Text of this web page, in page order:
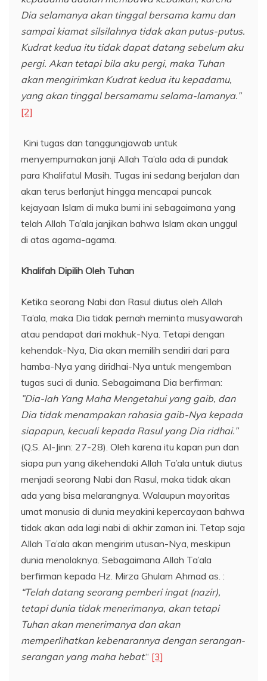
Dia selamanya akan tinggal bersama kamu dan
sampai kiamat silsilahnya tidak akan putus-putus.
Kudrat kedua itu tidak dapat datang sebelum aku
pergi. Akan tetapi bila aku pergi, maka Tuhan
akan mengirimkan Kudrat kedua itu kepadamu,
yang akan tinggal bersamamu selama-lamanya.”
[2]
Kini tugas dan tanggungjawab untuk
menyempurnakan janji Allah Ta’ala ada di pundak
para Khalifatul Masih. Tugas ini sedang berjalan dan
akan terus berlanjut hingga mencapai puncak
kejayaan Islam di muka bumi ini sebagaimana yang
telah Allah Ta’ala janjikan bahwa Islam akan unggul
di atas agama-agama.
Khalifah Dipilih Oleh Tuhan
Ketika seorang Nabi dan Rasul diutus oleh Allah
Ta’ala, maka Dia tidak pernah meminta musyawarah
atau pendapat dari makhuk-Nya. Tetapi dengan
kehendak-Nya, Dia akan memilih sendiri dari para
hamba-Nya yang diridhai-Nya untuk mengemban
tugas suci di dunia. Sebagaimana Dia berfirman:
”Dia-lah Yang Maha Mengetahui yang gaib, dan
Dia tidak menampakan rahasia gaib-Nya kepada
siapapun, kecuali kepada Rasul yang Dia ridhai.”
(Q.S. Al-Jinn: 27-28). Oleh karena itu kapan pun dan
siapa pun yang dikehendaki Allah Ta’ala untuk diutus
menjadi seorang Nabi dan Rasul, maka tidak akan
ada yang bisa melarangnya. Walaupun mayoritas
umat manusia di dunia meyakini kepercayaan bahwa
tidak akan ada lagi nabi di akhir zaman ini. Tetap saja
Allah Ta’ala akan mengirim utusan-Nya, meskipun
dunia menolaknya. Sebagaimana Allah Ta’ala
berfirman kepada Hz. Mirza Ghulam Ahmad as. :
“Telah datang seorang pemberi ingat (nazir),
tetapi dunia tidak menerimanya, akan tetapi
Tuhan akan menerimanya dan akan
memperlihatkan kebenarannya dengan serangan-
serangan yang maha hebat.“ [3]